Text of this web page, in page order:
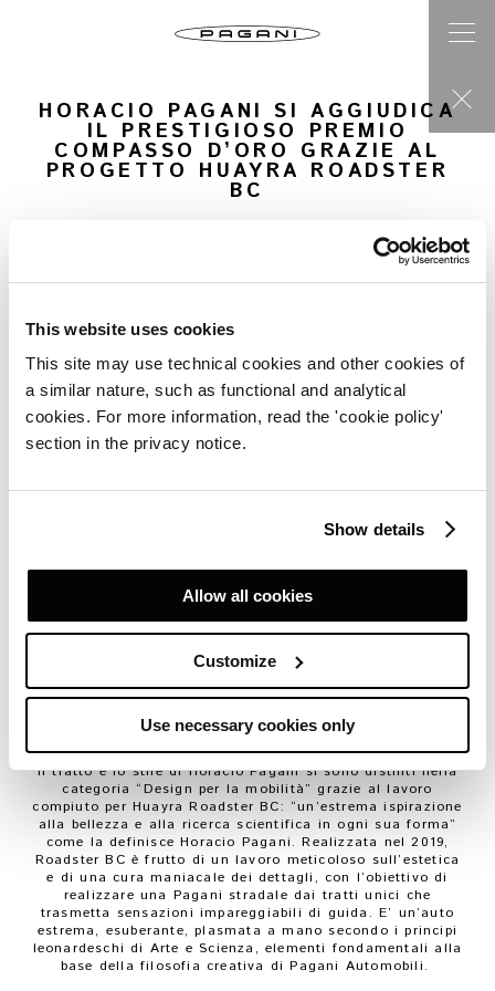
This website uses cookies
This site may use technical cookies and other cookies of
a similar nature, such as functional and analytical
cookies. For more information, read the 'cookie policy'
section in the privacy notice.
Show details
Allow all cookies
Customize
Use necessary cookies only
HORACIO PAGANI SI AGGIUDICA
IL PRESTIGIOSO PREMIO
COMPASSO D’ORO GRAZIE AL
PROGETTO HUAYRA ROADSTER
BC
Il fondatore di Pagani Automobili si aggiudica l’ambito
premio nella categoria “Design per la mobilità”
Roadster BC, scelto fra i 19 in concorso
San Cesario Sul Panaro, 20 giugno 2022 –
Horacio Pagani,
Founder & Chief Designer di Pagani Automobili
aggiudica la XXVII edizione del premio Compasso d’Oro
istituito dall’ADI – Associazione per il Disegno Industriale
– nella categoria “Design per la mobilità”. Il
Huayra Roadster BC e ottenuto per la prima volta
giuria internazionale che ha selezionato i migliori 20
oggetti tra le diverse categorie.
design, nato da un’idea di Gio Ponti con l’obiettivo di
design italiano.
all’ADI Design Museum di Milano, dove dal 21 giugno
all’11 settembre sarà allestita la mostra dedicata a tutti i
prodotti che hanno partecipato all’edizione 2022. Huayra
Roadster BC entra così a far parte della Collezione
Compasso d’Oro ADI.
Il tratto e lo stile di Horacio Pagani si sono distinti nella
categoria “Design per la mobilità” grazie al lavoro
compiuto per Huayra Roadster BC: “un’estrema ispirazione
alla bellezza e alla ricerca scientifica in ogni sua forma”
come la definisce Horacio Pagani.Realizzata nel 2019,
Roadster BC è frutto di un lavoro meticoloso sull’estetica
e di una cura maniacale dei dettagli, con l’obiettivo di
realizzare una Pagani stradale dai tratti unici che
trasmetta sensazioni impareggiabili di guida. E’ un’auto
estrema, esuberante, plasmata a mano secondo i principi
leonardeschi di Arte e Scienza, elementi fondamentali alla
base della filosofia creativa di Pagani Automobili.